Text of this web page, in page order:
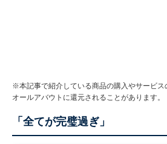
※本記事で紹介している商品の購入やサービ
オールアバウトに還元されることがあります。
「全てが完璧過ぎ」